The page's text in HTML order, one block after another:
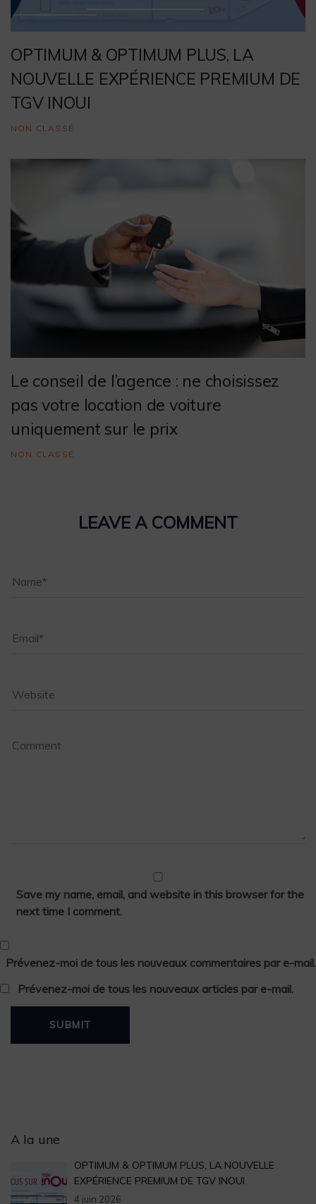
OPTIMUM & OPTIMUM PLUS, LA
NOUVELLE EXPÉRIENCE PREMIUM DE
TGV INOUI
NON CLASSÉ
Le conseil de l’agence : ne choisissez
pas votre location de voiture
uniquement sur le prix
NON CLASSÉ
LEAVE A COMMENT
Save my name, email, and website in this browser for the
next time I comment.
Prévenez-moi de tous les nouveaux commentaires par e-mail.
Prévenez-moi de tous les nouveaux articles par e-mail.
A la une
OPTIMUM & OPTIMUM PLUS, LA NOUVELLE
EXPÉRIENCE PREMIUM DE TGV INOUI
4 juin 2026
Archives